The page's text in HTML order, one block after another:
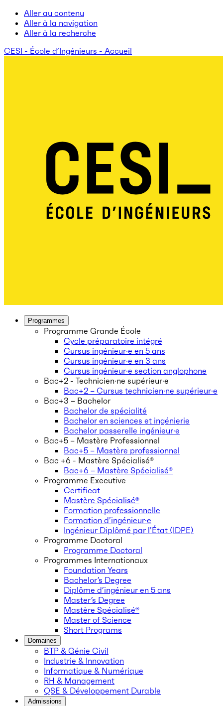
Aller au contenu
Aller à la navigation
Aller à la recherche
CESI - École d’Ingénieurs - Accueil
Programmes
Programme Grande École
Cycle préparatoire intégré
Cursus ingénieur·e en 5 ans
Cursus ingénieur·e en 3 ans
Cursus ingénieur·e section anglophone
Bac+2 - Technicien·ne supérieur·e
Bac+2 – Cursus technicien·ne supérieur·e
Bac+3 – Bachelor
Bachelor de spécialité
Bachelor en sciences et ingénierie
Bachelor passerelle ingénieur·e
Bac+5 – Mastère Professionnel
Bac+5 – Mastère professionnel
Bac +6 - Mastère Spécialisé®
Bac+6 – Mastère Spécialisé®
Programme Executive
Certificat
Mastère Spécialisé®
Formation professionnelle
Formation d’ingénieur·e
Ingénieur Diplômé par l’État (IDPE)
Programme Doctoral
Programme Doctoral
Programmes Internationaux
Foundation Years
Bachelor’s Degree
Diplôme d’ingénieur en 5 ans
Master’s Degree
Mastère Spécialisé®
Master of Science
Short Programs
Domaines
BTP & Génie Civil
Industrie & Innovation
Informatique & Numérique
RH & Management
QSE & Développement Durable
Admissions